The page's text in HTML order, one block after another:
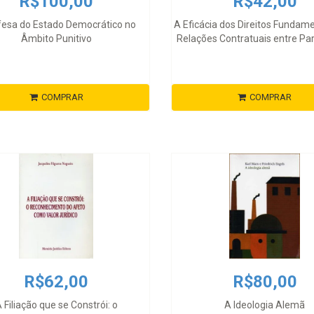
do Estado Democrático no
Âmbito Punitivo
COMPRAR
A Eficácia dos Direitos
Relações Contratuais entre
COMPRAR
R$62,00
Filiação que se Constrói: o
R$80,00
A Ideologia Alemã